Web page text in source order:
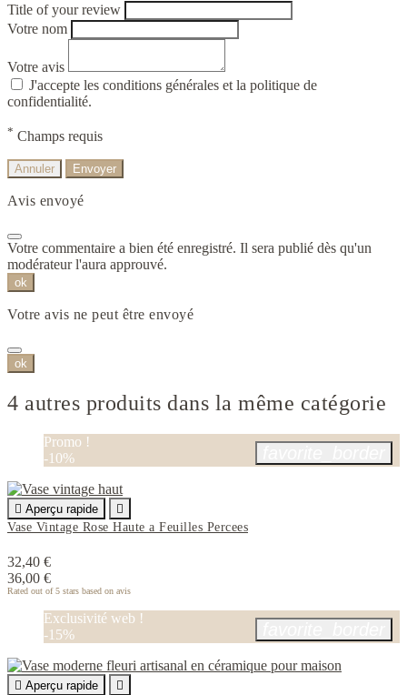
Title of your review
Votre nom
Votre avis
J'accepte les conditions générales et la politique de
confidentialité.
* Champs requis
Annuler Envoyer
Avis envoyé
Votre commentaire a bien été enregistré. Il sera publié dès qu'un
modérateur l'aura approuvé.
ok
Votre avis ne peut être envoyé
ok
4 autres produits dans la même catégorie
Promo !
-10%
 Aperçu rapide

Vase Vintage Rose Haute a Feuilles Percees
32,40 €
36,00 €
Rated out of 5 stars based on avis
Exclusivité web !
-15%
 Aperçu rapide
